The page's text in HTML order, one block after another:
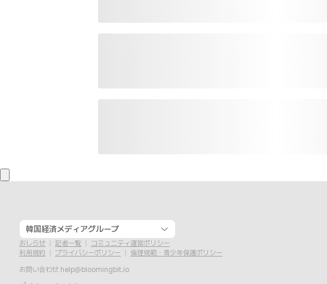
韓国経済メディアグループ
おしらせ 記者一覧
コミュニティ運営ポリシー
利用規約
プライバシーポリシー
倫理規範・青少年保護ポリシー
お問い合わせ help@bloomingbit.io